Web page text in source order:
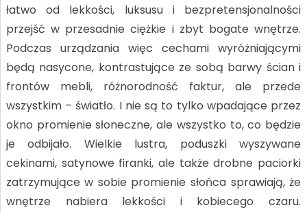
łatwo od lekkości, luksusu i bezpretensjonalności
przejść w przesadnie ciężkie i zbyt bogate wnętrze.
Podczas urządzania więc cechami wyróżniającymi
będą nasycone, kontrastujące ze sobą barwy ścian i
frontów mebli, różnorodność faktur, ale przede
wszystkim – światło. I nie są to tylko wpadające przez
okno promienie słoneczne, ale wszystko to, co będzie
je odbijało. Wielkie lustra, poduszki wyszywane
cekinami, satynowe firanki, ale także drobne paciorki
zatrzymujące w sobie promienie słońca sprawiają, że
wnętrze nabiera lekkości i kobiecego czaru.